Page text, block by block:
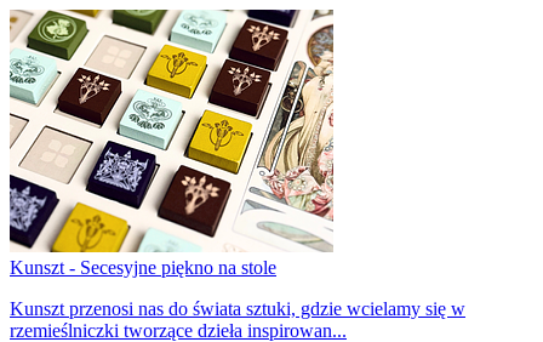
Kunszt - Secesyjne piękno na stole
Kunszt przenosi nas do świata sztuki, gdzie wcielamy się w
rzemieślniczki tworzące dzieła inspirowan...